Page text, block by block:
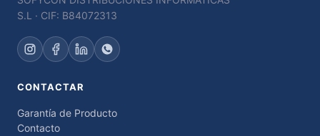
S.L · CIF: B84072313
CONTACTAR
Garantía de Producto
Contacto